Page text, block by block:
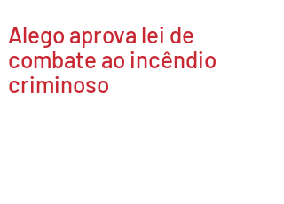
Alego aprova lei de
combate ao incêndio
criminoso